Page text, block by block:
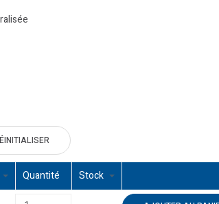
Quantité Stock